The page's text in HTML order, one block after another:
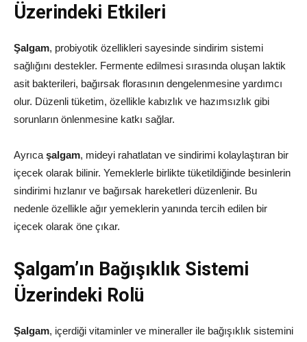
Üzerindeki Etkileri
Şalgam, probiyotik özellikleri sayesinde sindirim sistemi
sağlığını destekler. Fermente edilmesi sırasında oluşan laktik
asit bakterileri, bağırsak florasının dengelenmesine yardımcı
olur. Düzenli tüketim, özellikle kabızlık ve hazımsızlık gibi
sorunların önlenmesine katkı sağlar.
Ayrıca şalgam, mideyi rahatlatan ve sindirimi kolaylaştıran bir
içecek olarak bilinir. Yemeklerle birlikte tüketildiğinde besinlerin
sindirimi hızlanır ve bağırsak hareketleri düzenlenir. Bu
nedenle özellikle ağır yemeklerin yanında tercih edilen bir
içecek olarak öne çıkar.
Şalgam’ın Bağışıklık Sistemi
Üzerindeki Rolü
Şalgam, içerdiği vitaminler ve mineraller ile bağışıklık sistemini